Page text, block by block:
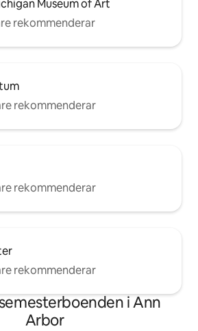
Museum of Art
rekommenderar
rekommenderar
rekommenderar
rekommenderar
i Ann
Arbor